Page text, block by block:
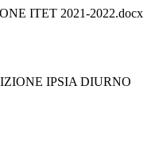
ITET 2021-2022.docx
IPSIA DIURNO